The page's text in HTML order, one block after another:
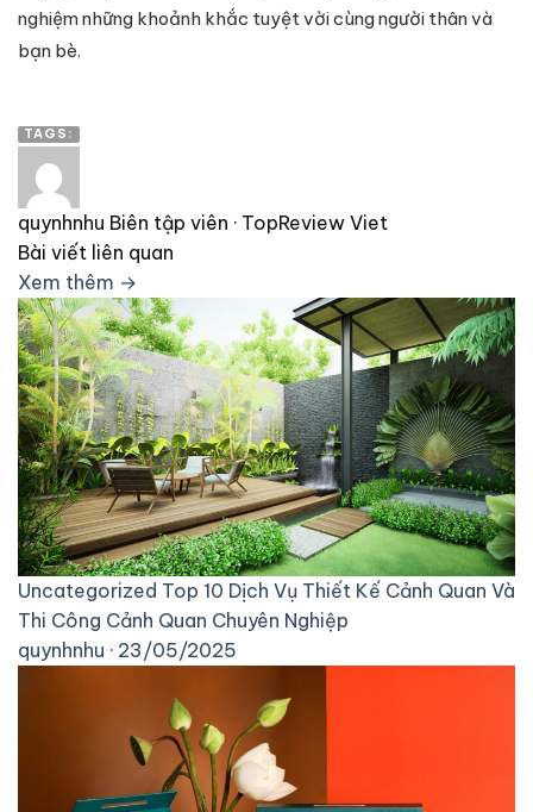
nghiệm những khoảnh khắc tuyệt vời cùng người thân và
bạn bè.
TAGS:
quynhnhu Biên tập viên · TopReview Viet
Bài viết liên quan
Xem thêm →
Uncategorized Top 10 Dịch Vụ Thiết Kế Cảnh Quan Và
Thi Công Cảnh Quan Chuyên Nghiệp
quynhnhu · 23/05/2025